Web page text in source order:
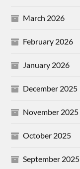
March 2026
February 2026
January 2026
December 2025
November 2025
October 2025
September 2025